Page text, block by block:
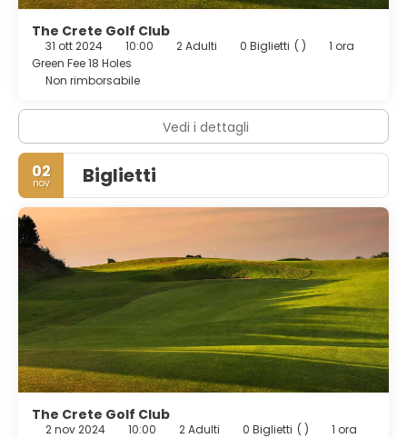
The Crete Golf Club
31 ott 2024 10:00 2 Adulti 0 Biglietti ( )
1 ora
Green Fee 18 Holes
Non rimborsabile
Vedi i dettagli
02
nov Biglietti
The Crete Golf Club
2 nov 2024 10:00 2 Adulti 0 Biglietti ( )
1 ora